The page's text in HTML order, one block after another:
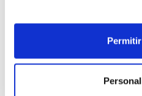
Maestro de
destacado formador
contribuyendo como